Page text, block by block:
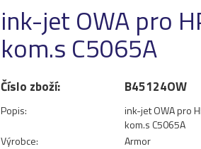
ink-jet OWA pro
kom.s C5065A
Číslo zboží: B45124OW
Popis:
ink-jet OWA pro
kom.s C5065A
Výrobce:
Armor